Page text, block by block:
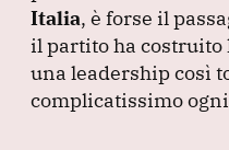
Italia, è forse il
il partito ha costruito
una leadership così
complicatissimo